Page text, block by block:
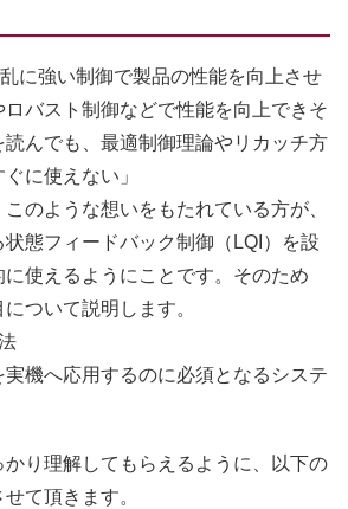
に強い制御で製品の性能を向上させ
バスト制御などで性能を向上できそ
読んでも、最適制御理論やリカッチ方
に使えない」
のような想いをもたれている方が、
態フィードバック制御（LQI）を設
使えるようにことです。そのため
ついて説明します。
へ応用するのに必須となるシステ
り理解してもらえるように、以下の
て頂きます。